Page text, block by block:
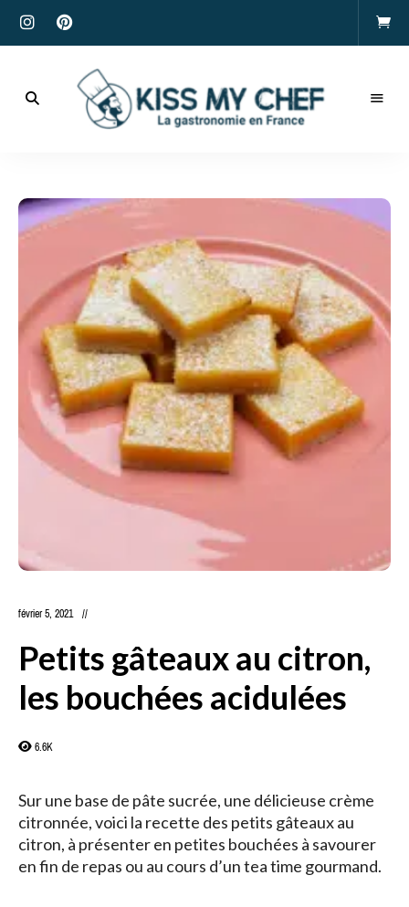
My
février 5, 2021
Petits gâteaux au citron,
les bouchées acidulées
6.6K
Sur une base de pâte sucrée, une délicieuse crème
citronnée, voici la recette des petits gâteaux au
citron, à présenter en petites bouchées à savourer
en fin de repas ou au cours d’un tea time gourmand.